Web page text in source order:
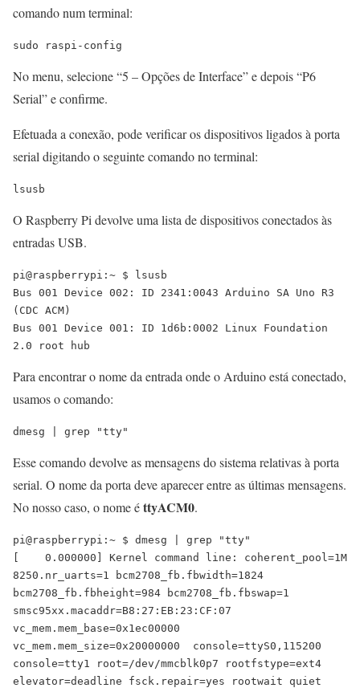
comando num terminal:
sudo raspi-config
No menu, selecione “5 – Opções de Interface” e depois “P6
Serial” e confirme.
Efetuada a conexão, pode verificar os dispositivos ligados à porta
serial digitando o seguinte comando no terminal:
lsusb
O Raspberry Pi devolve uma lista de dispositivos conectados às
entradas USB.
pi@raspberrypi:~ $ lsusb
Bus 001 Device 002: ID 2341:0043 Arduino SA Uno R3
(CDC ACM)
Bus 001 Device 001: ID 1d6b:0002 Linux Foundation
Para encontrar o nome da entrada onde o Arduino está conectado,
usamos o comando:
dmesg | grep "tty"
Esse comando devolve as mensagens do sistema relativas à porta
serial. O nome da porta deve aparecer entre as últimas mensagens.
No nosso caso, o nome éttyACM0.
pi@raspberrypi:~ $ dmesg | grep "tty"
[    0.000000] Kernel command line: coherent_pool=1M
8250.nr_uarts=1 bcm2708_fb.fbwidth=1824
bcm2708_fb.fbheight=984 bcm2708_fb.fbswap=1
smsc95xx.macaddr=B8:27:EB:23:CF:07
vc_mem.mem_base=0x1ec00000
vc_mem.mem_size=0x20000000  console=ttyS0,115200
console=tty1 root=/dev/mmcblk0p7 rootfstype=ext4
elevator=deadline fsck.repair=yes rootwait quiet